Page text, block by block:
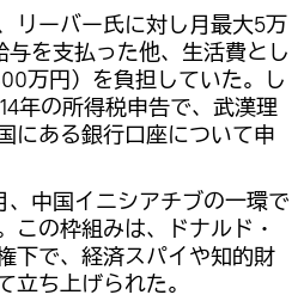
リーバー氏に対し月最大5万
与を支払った他、生活費とし
万円）を負担していた。し
年の所得税申告で、武漢理
にある銀行口座について申
、中国イニシアチブの一環で
この枠組みは、ドナルド・
下で、経済スパイや知的財
立ち上げられた。